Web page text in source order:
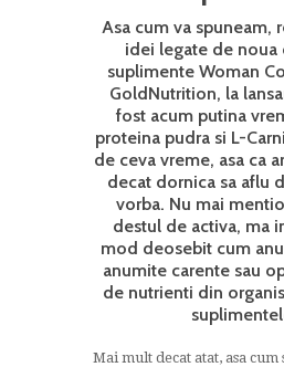
Asa cum va spuneam,
idei legate de
suplimente Woman
GoldNutrition, la
fost acum putina
proteina pudra si L-
de ceva vreme, asa ca
decat dornica sa aflu
vorba. Nu mai
destul de activa, ma
mod deosebit cum
anumite carente sau
de nutrienti din
Mai mult decat atat, asa cum